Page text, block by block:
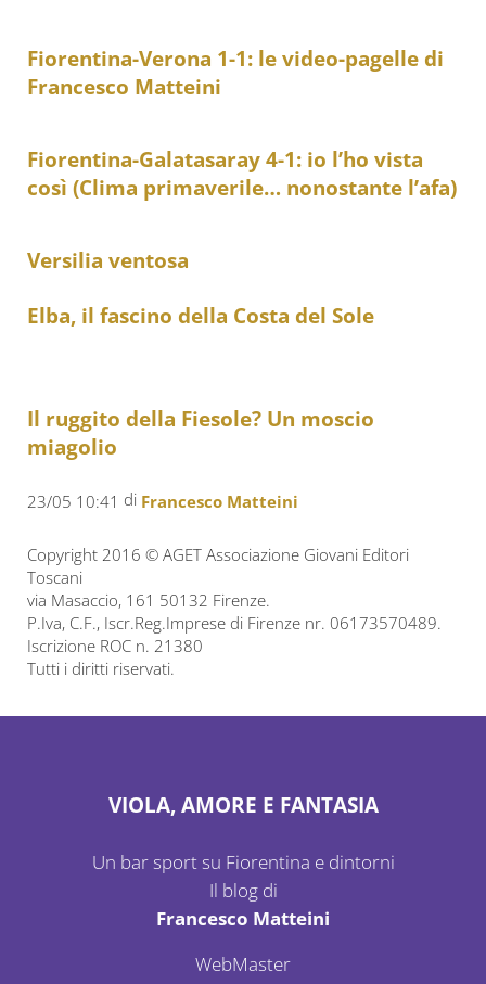
Fiorentina-Verona 1-1: le video-pagelle di
Francesco Matteini
Fiorentina-Galatasaray 4-1: io l’ho vista
così (Clima primaverile… nonostante l’afa)
Versilia ventosa
Elba, il fascino della Costa del Sole
Il ruggito della Fiesole? Un moscio
miagolio
23/05 10:41 di Francesco Matteini
Copyright 2016 © AGET Associazione Giovani Editori
Toscani
via Masaccio, 161 50132 Firenze.
P.Iva, C.F., Iscr.Reg.Imprese di Firenze nr. 06173570489.
Iscrizione ROC n. 21380
Tutti i diritti riservati.
VIOLA, AMORE E FANTASIA
Un bar sport su Fiorentina e dintorni
Il blog di
Francesco Matteini
WebMaster